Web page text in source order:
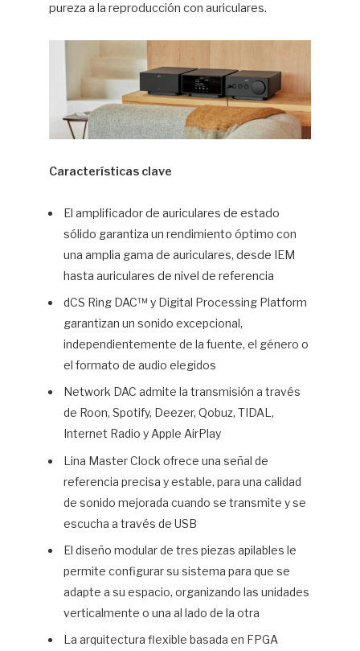
pureza a la reproducción con auriculares.
Características clave
El amplificador de auriculares de estado
sólido garantiza un rendimiento óptimo con
una amplia gama de auriculares, desde IEM
hasta auriculares de nivel de referencia
dCS Ring DAC™ y Digital Processing Platform
garantizan un sonido excepcional,
independientemente de la fuente, el género o
el formato de audio elegidos
Network DAC admite la transmisión a través
de Roon, Spotify, Deezer, Qobuz, TIDAL,
Internet Radio y Apple AirPlay
Lina Master Clock ofrece una señal de
referencia precisa y estable, para una calidad
de sonido mejorada cuando se transmite y se
escucha a través de USB
El diseño modular de tres piezas apilables le
permite configurar su sistema para que se
adapte a su espacio, organizando las unidades
verticalmente o una al lado de la otra
La arquitectura flexible basada en FPGA